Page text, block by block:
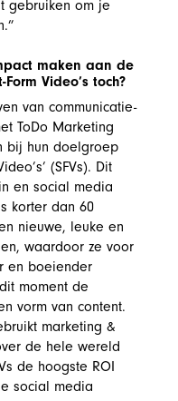
gebruiken om je
maken aan de
Video’s toch?
van communicatie-
ToDo Marketing
bij hun doelgroep
(SFVs). Dit
en social media
korter dan 60
nieuwe, leuke en
waardoor ze voor
en boeiender
moment de
vorm van content.
marketing &
de hele wereld
de hoogste ROI
social media